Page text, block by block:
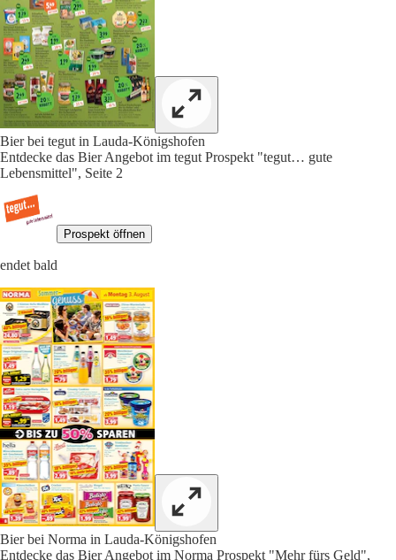
Bier bei tegut in Lauda-Königshofen
Entdecke das Bier Angebot im tegut Prospekt "tegut… gute
Lebensmittel", Seite 2
Prospekt öffnen
endet bald
Bier bei Norma in Lauda-Königshofen
Entdecke das Bier Angebot im Norma Prospekt "Mehr fürs Geld",